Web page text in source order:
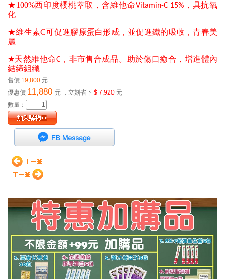
★100%西印度櫻桃萃取， 含維他命Vitamin-C 15%，具抗氧
化
★維生素C可 促進膠原蛋白形成，並促進鐵的吸收，青春美
麗
★天然維他命C，非市售合成品。助於傷口癒合，增進體內
結締組織
售價 19,800 元
優惠價 11,880 元 ，立刻省下 $ 7,920 元
數量：